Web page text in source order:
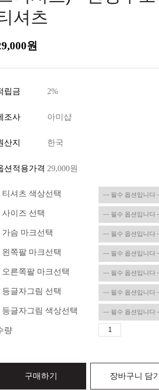
셔츠
원
립금 2%
조사 아미샵
산지 한국
션적용가격 29,000원
티셔츠 색상선택
사이즈 선택
가슴 마크선택
왼쪽팔 마크선택
오른쪽팔 마크선택
등글자그림 선택
등글자그림 색상선택
량
구매하기 장바구니 담기